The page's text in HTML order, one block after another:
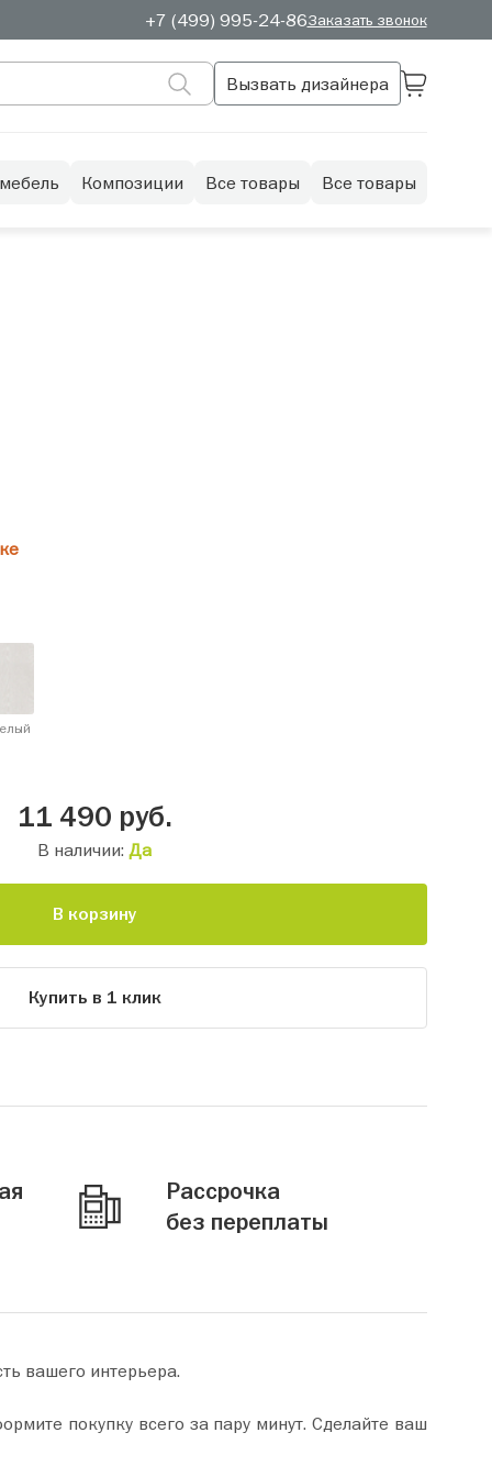
+7 (499) 995-24-86Заказать звонок
Вызвать дизайнера
Композиции Все товары Все товары
11 490 руб.
В наличии: Да
В корзину
Купить в 1 клик
Рассрочка
без переплаты
вашего интерьера.